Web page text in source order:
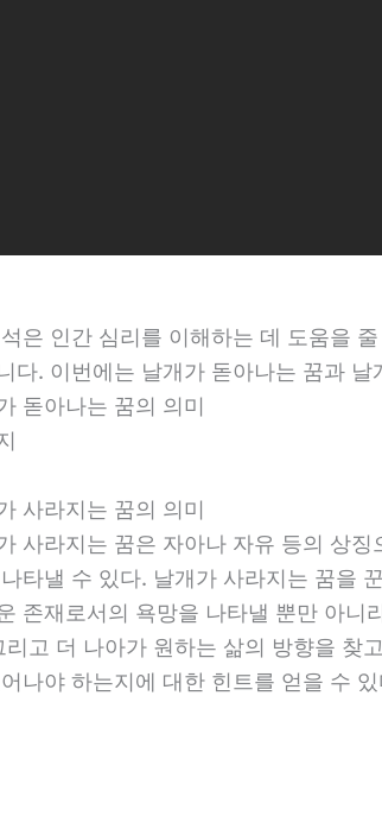
은 인간 심리를 이해하는 데 도움을
다. 이번에는 날개가 돋아나는 꿈과
돋아나는 꿈의 의미
사라지는 꿈의 의미
사라지는 꿈은 자아나 자유 등의 상
타낼 수 있다. 날개가 사라지는 꿈을
존재로서의 욕망을 나타낼 뿐만 아니
리고 더 나아가 원하는 삶의 방향을 찾
나야 하는지에 대한 힌트를 얻을 수 있